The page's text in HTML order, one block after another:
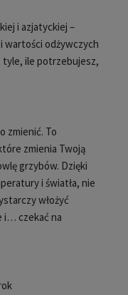
i azjatyckiej –
wartości odżywczych
tyle, ile potrzebujesz,
zmienić. To
zmienia Twoją
grzybów. Dzięki
i światła, nie
włożyć
i… czekać na